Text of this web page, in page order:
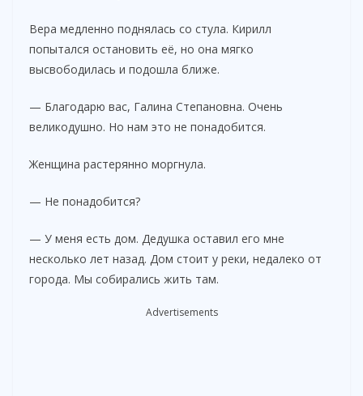
Вера медленно поднялась со стула. Кирилл
попытался остановить её, но она мягко
высвободилась и подошла ближе.
— Благодарю вас, Галина Степановна. Очень
великодушно. Но нам это не понадобится.
Женщина растерянно моргнула.
— Не понадобится?
— У меня есть дом. Дедушка оставил его мне
несколько лет назад. Дом стоит у реки, недалеко от
города. Мы собирались жить там.
Advertisements